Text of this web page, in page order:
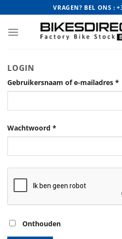
naar
inhoud
VRAGEN? BEL ONS :
LOGIN
Gebruikersnaam of e-mailadres *
Wachtwoord *
Onthouden